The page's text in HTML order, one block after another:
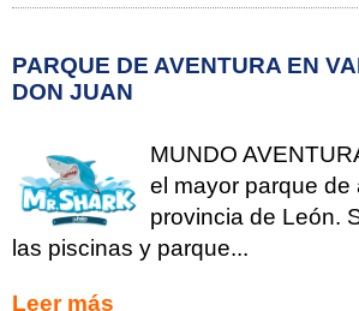
PARQUE DE AVENTURA EN
DON JUAN
MUNDO
el mayor parque de
provincia de León.
las piscinas y parque...
Leer más